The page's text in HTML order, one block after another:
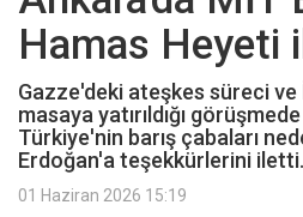
Hamas Heyeti
Gazze'deki ateşkes süreci
masaya yatırıldığı
Türkiye'nin barış çabaları
Erdoğan'a teşekkürlerini iletti.
01 Haziran 2026 15:19